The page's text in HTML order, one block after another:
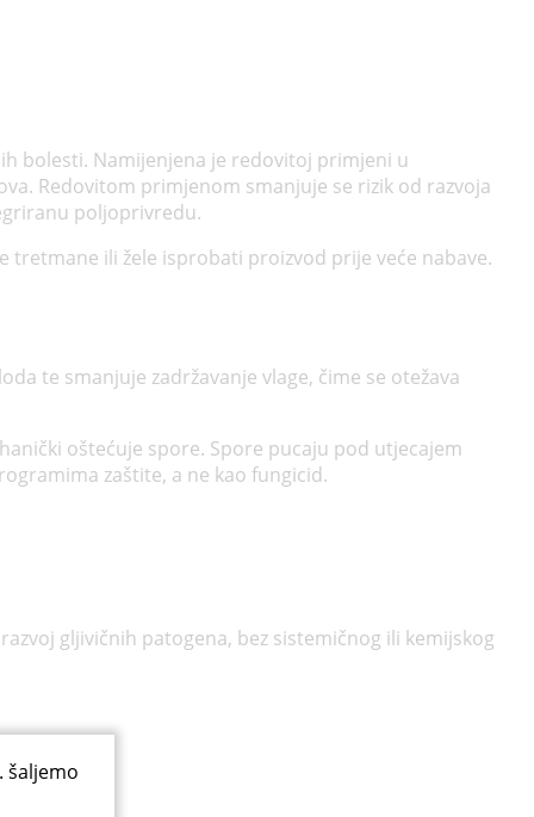
bolesti. Namijenjena je redovitoj primjeni u
Redovitom primjenom smanjuje se rizik od razvoja
poljoprivredu.
ili žele isprobati proizvod prije veće nabave.
te smanjuje zadržavanje vlage, čime se otežava
oštećuje spore. Spore pucaju pod utjecajem
zaštite, a ne kao fungicid.
gljivičnih patogena, bez sistemičnog ili kemijskog
šaljemo